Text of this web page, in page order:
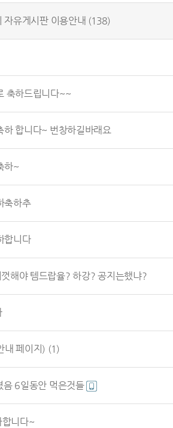
자유게시판 이용안내 (138)
축하드립니다~~
하 합니다~ 번창하길바래요
하~
축하추
합니다
해야 템드랍율? 하강? 공지는했냐?
내 페이지) (1)
음 6일동안 먹은것들
니다~